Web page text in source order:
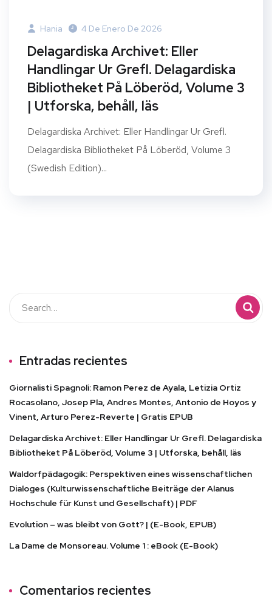
Hania 4 De Enero De 2026
Delagardiska Archivet: Eller
Handlingar Ur Grefl. Delagardiska
Bibliotheket På Löberöd, Volume 3
| Utforska, behåll, läs
Delagardiska Archivet: Eller Handlingar Ur Grefl.
Delagardiska Bibliotheket På Löberöd, Volume 3
(Swedish Edition)...
Entradas recientes
Giornalisti Spagnoli: Ramon Perez de Ayala, Letizia Ortiz
Rocasolano, Josep Pla, Andres Montes, Antonio de Hoyos y
Vinent, Arturo Perez-Reverte | Gratis EPUB
Delagardiska Archivet: Eller Handlingar Ur Grefl. Delagardiska
Bibliotheket På Löberöd, Volume 3 | Utforska, behåll, läs
Waldorfpädagogik: Perspektiven eines wissenschaftlichen
Dialoges (Kulturwissenschaftliche Beiträge der Alanus
Hochschule für Kunst und Gesellschaft) | PDF
Evolution – was bleibt von Gott? | (E-Book, EPUB)
La Dame de Monsoreau. Volume 1 : eBook (E-Book)
Comentarios recientes